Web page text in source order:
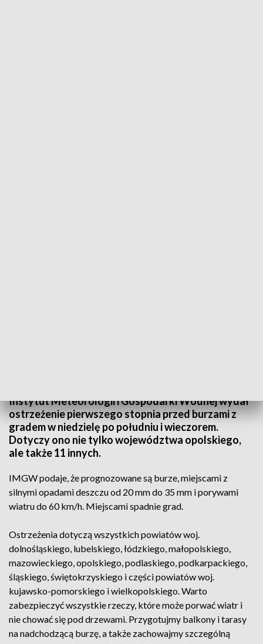
Instytut Meteorologii i Gospodarki Wodnej wydał
ostrzeżenie pierwszego stopnia przed burzami z
gradem w niedzielę po południu i wieczorem.
Dotyczy ono nie tylko województwa opolskiego,
ale także 11 innych.
IMGW podaje, że prognozowane są burze, miejscami z
silnymi opadami deszczu od 20 mm do 35 mm i porywami
wiatru do 60 km/h. Miejscami spadnie grad.
Ostrzeżenia dotyczą wszystkich powiatów woj.
dolnośląskiego, lubelskiego, łódzkiego, małopolskiego,
mazowieckiego, opolskiego, podlaskiego, podkarpackiego,
śląskiego, świętokrzyskiego i części powiatów woj.
kujawsko-pomorskiego i wielkopolskiego. Warto
zabezpieczyć wszystkie rzeczy, które może porwać wiatr i
nie chować się pod drzewami. Przygotujmy balkony i tarasy
na nadchodzącą burzę, a także zachowajmy szczególną